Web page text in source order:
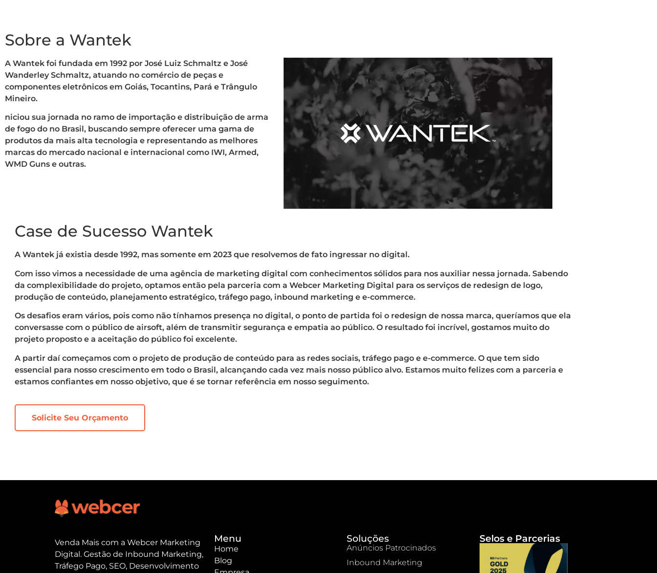
Sobre a Wantek
A Wantek foi fundada em 1992 por José Luiz Schmaltz e José
Wanderley Schmaltz, atuando no comércio de peças e
componentes eletrônicos em Goiás, Tocantins, Pará e Trângulo
Mineiro.
niciou sua jornada no ramo de importação e distribuição de arma
de fogo do no Brasil, buscando sempre oferecer uma gama de
produtos da mais alta tecnologia e representando as melhores
marcas do mercado nacional e internacional como IWI, Armed,
WMD Guns e outras.
Case de Sucesso Wantek
A Wantek já existia desde 1992, mas somente em 2023 que resolvemos de fato ingressar no digital.
Com isso vimos a necessidade de uma agência de marketing digital com conhecimentos sólidos para nos auxiliar nessa jornada. Sabendo
da complexibilidade do projeto, optamos então pela parceria com a Webcer Marketing Digital para os serviços de redesign de logo,
produção de conteúdo, planejamento estratégico, tráfego pago, inbound marketing e e-commerce.
Os desafios eram vários, pois como não tínhamos presença no digital, o ponto de partida foi o redesign de nossa marca, queríamos que ela
conversasse com o público de airsoft, além de transmitir segurança e empatia ao público. O resultado foi incrível, gostamos muito do
projeto proposto e a aceitação do público foi excelente.
A partir daí começamos com o projeto de produção de conteúdo para as redes sociais, tráfego pago e e-commerce. O que tem sido
essencial para nosso crescimento em todo o Brasil, alcançando cada vez mais nosso público alvo. Estamos muito felizes com a parceria e
estamos confiantes em nosso objetivo, que é se tornar referência em nosso seguimento.
Solicite Seu Orçamento
Venda Mais com a Webcer Marketing
Digital. Gestão de Inbound Marketing,
Tráfego Pago, SEO, Desenvolvimento
Menu
Home
Blog
Soluções
Anúncios Patrocinados
Inbound Marketing
Selos e Parcerias